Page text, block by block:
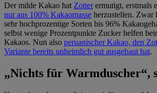
Der milde Kakao hat Zotterermutigt, erstmals
nur aus 100% Kakaomasse herzustellen. Zwar
sehr hochprozentige Sorten bis 96%
selbst wenige Prozentpunkte Zucker helfen
Kakaos. Nun also peruanischer Kakao, den
Variante bereits unheimlich gut ausgebaut hat.
„Nichts für Warmduscher“,